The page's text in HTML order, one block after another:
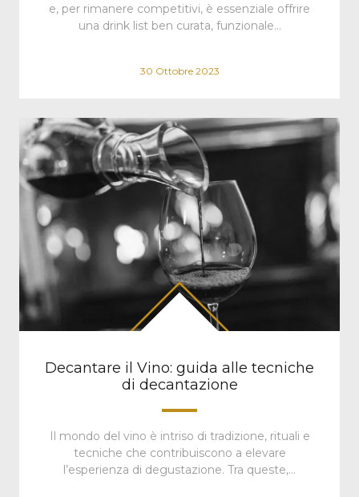
e, per rimanere competitivi, è essenziale offrire
una drink list ben curata, funzionale…
30 Ottobre 2023
Decantare il Vino: guida alle tecniche
di decantazione
Il mondo del vino è intriso di tradizione, rituali e
tecniche che contribuiscono a elevare
l’esperienza di degustazione. Tra queste,…